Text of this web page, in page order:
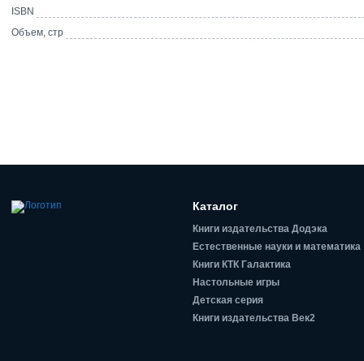
ISBN
Объем, стр
Каталог
Книги издательства Додэка
Естественные науки и математика
Книги КТК Галактика
Настольные игры
Детская серия
Книги издательства Век2